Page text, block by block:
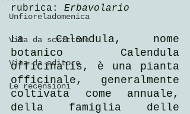
Unfioreladomenica
Vita da scrittore
Vita da editore
Le recensioni
rubrica: Erbavolario
La Calendula, nome
botanico Calendula
officinalis, è una pianta
officinale, generalmente
coltivata come annuale,
della famiglia delle